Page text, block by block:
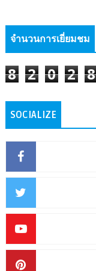
จำนวนการเยี่ยมชม
8 2 0 2 8
SOCIALIZE